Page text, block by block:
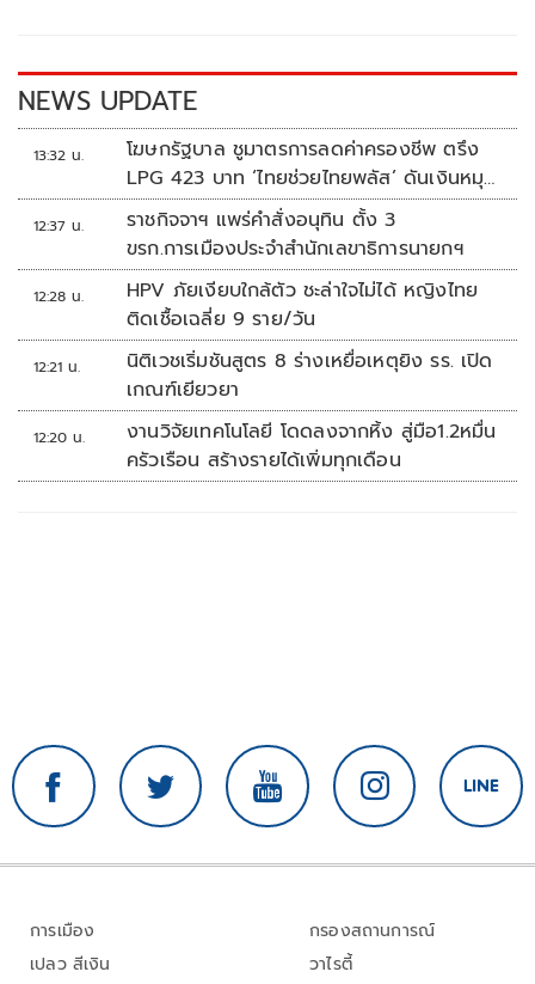
k k
NEWS UPDATE
13:32 น.
โฆษกรัฐบาล ชูมาตรการลดค่าครองชีพ ตรึง
LPG 423 บาท ‘ไทยช่วยไทยพลัส’ ดันเงินหมุน
แสนล้าน
12:37 น.
ราชกิจจาฯ แพร่คำสั่งอนุทิน ตั้ง 3
ขรก.การเมืองประจำสำนักเลขาธิการนายกฯ
12:28 น.
HPV ภัยเงียบใกล้ตัว ชะล่าใจไม่ได้ หญิงไทย
ติดเชื้อเฉลี่ย 9 ราย/วัน
12:21 น.
นิติเวชเริ่มชันสูตร 8 ร่างเหยื่อเหตุยิง รร. เปิด
เกณฑ์เยียวยา
12:20 น.
งานวิจัยเทคโนโลยี โดดลงจากหิ้ง สู่มือ1.2หมื่น
ครัวเรือน สร้างรายได้เพิ่มทุกเดือน
การเมือง
เปลว สีเงิน
กรองสถานการณ์
วาไรตี้